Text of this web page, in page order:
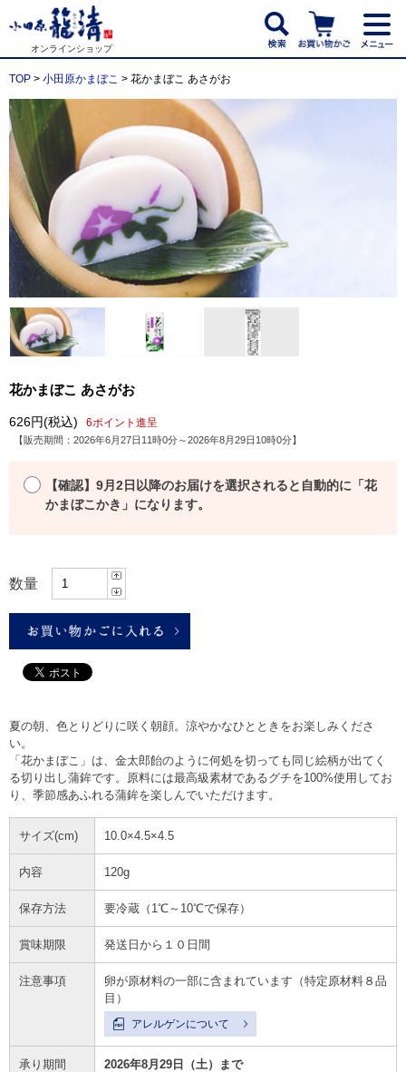
オンラインショップ
TOP > 小田原かまぼこ > 花かまぼこ あさがお
花かまぼこ あさがお
626円(税込) 6ポイント進呈
【販売期間： 2026年6月27日11時0分～2026年8月29日10時0分】
【確認】9月2日以降のお届けを選択されると自動的に「花
かまぼこかき」になります。
数量
夏の朝、色とりどりに咲く朝顔。涼やかなひとときをお楽しみくださ
い。
「花かまぼこ」は、金太郎飴のように何処を切っても同じ絵柄が出てく
る切り出し蒲鉾です。原料には最高級素材であるグチを100%使用してお
り、季節感あふれる蒲鉾を楽しんでいただけます。
サイズ(cm) 10.0×4.5×4.5
内容 120g
保存方法 要冷蔵（1℃～10℃で保存）
賞味期限 発送日から１０日間
注意事項
卵が原材料の一部に含まれています（特定原材料８品
目）
アレルゲンについて
承り期間 2026年8月29日（土）まで